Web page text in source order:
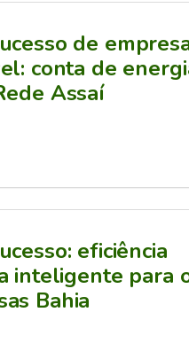
de
conta de
Assaí
eficiência
inteligente para
Bahia